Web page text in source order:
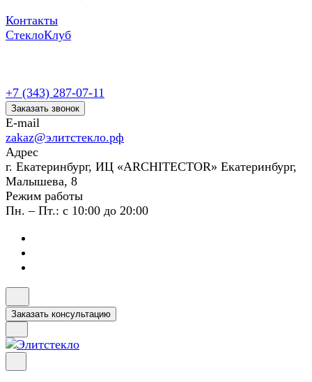
Контакты
СтеклоКлуб
+7 (343) 287-07-11
Заказать звонок
E-mail
zakaz@элитстекло.рф
Адрес
г. Екатеринбург, ИЦ «ARCHITECTOR» Екатеринбург,
Малышева, 8
Режим работы
Пн. – Пт.: с 10:00 до 20:00
Заказать консультацию